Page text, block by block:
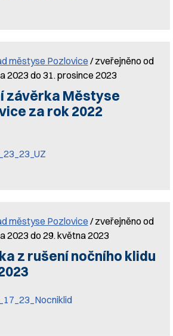
městyse Pozlovice / zveřejněno od
2023 do 31. prosince 2023
závěrka Městyse
za rok 2022
městyse Pozlovice / zveřejněno od
2023 do 29. května 2023
z rušení nočního klidu